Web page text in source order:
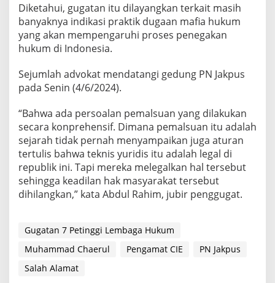
a
l
a
h
a
m
t
Diketahui, gugatan itu dilayangkan terkait masih
banyaknya indikasi praktik dugaan mafia hukum
yang akan mempengaruhi proses penegakan
hukum di Indonesia.
Sejumlah advokat mendatangi gedung PN Jakpus
pada Senin (4/6/2024).
“Bahwa ada persoalan pemalsuan yang dilakukan
secara konprehensif. Dimana pemalsuan itu adalah
sejarah tidak pernah menyampaikan juga aturan
tertulis bahwa teknis yuridis itu adalah legal di
republik ini. Tapi mereka melegalkan hal tersebut
sehingga keadilan hak masyarakat tersebut
dihilangkan,” kata Abdul Rahim, jubir penggugat.
Gugatan 7 Petinggi Lembaga Hukum
Muhammad Chaerul
Pengamat CIE
PN Jakpus
Salah Alamat